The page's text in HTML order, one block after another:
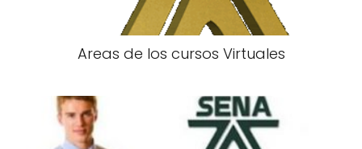
Areas de los cursos Virtuales